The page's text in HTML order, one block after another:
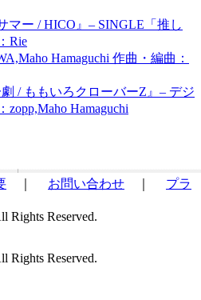
サマー / HICO』– SINGLE「推し
Rie
Hamaguchi 作曲・編曲：
劇 / ももいろクローバーZ』– デジ
Hamaguchi
お問い合わせ
プラ
Rights Reserved.
Rights Reserved.